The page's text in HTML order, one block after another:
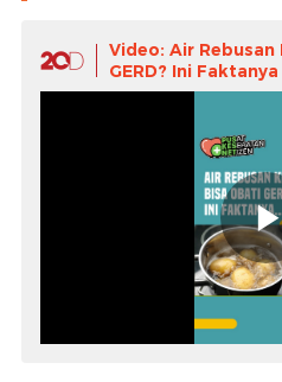
Video: Air
GERD? Ini Faktanya